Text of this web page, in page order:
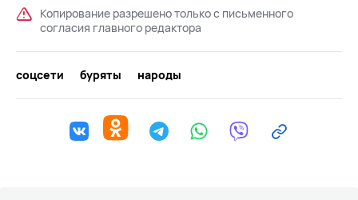
Копирование разрешено только с письменного
согласия главного редактора
соцсети буряты народы